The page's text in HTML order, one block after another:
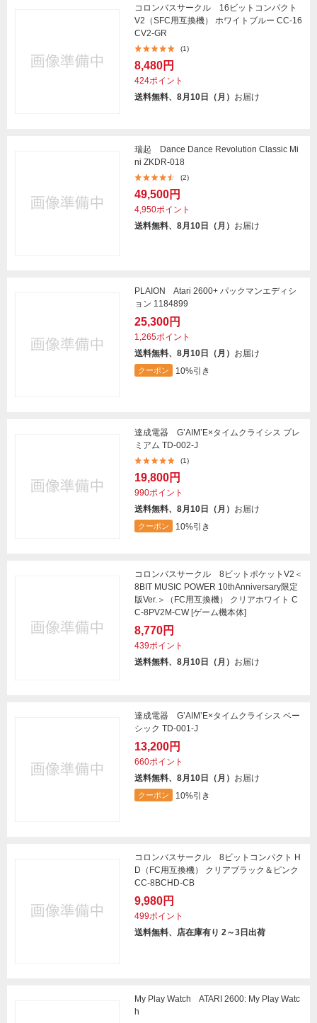
コロンバスサークル 16ビットコンパクト
V2（SFC用互換機） ホワイトブルー CC-16
CV2-GR
(1)
8,480円
424ポイント
送料無料、8月10日（月） お届け
瑞起 Dance Dance Revolution Classic Mi
ni ZKDR-018
(2)
49,500円
4,950ポイント
送料無料、8月10日（月） お届け
PLAION Atari 2600+ パックマンエディシ
ョン 1184899
25,300円
1,265ポイント
送料無料、8月10日（月） お届け
クーポン 10%引き
達成電器 G’AIM’E×タイムクライシス プレ
ミアム TD-002-J
(1)
19,800円
990ポイント
送料無料、8月10日（月） お届け
クーポン 10%引き
コロンバスサークル 8ビットポケットV2＜
8BIT MUSIC POWER 10thAnniversary限定
版Ver.＞（FC用互換機） クリアホワイト C
C-8PV2M-CW [ゲーム機本体]
8,770円
439ポイント
送料無料、8月10日（月） お届け
達成電器 G’AIM’E×タイムクライシス ベー
シック TD-001-J
13,200円
660ポイント
送料無料、8月10日（月） お届け
クーポン 10%引き
コロンバスサークル 8ビットコンパクト H
D（FC用互換機） クリアブラック＆ピンク
CC-8BCHD-CB
9,980円
499ポイント
送料無料、店在庫有り 2～3日出荷
My Play Watch ATARI 2600: My Play Watc
h